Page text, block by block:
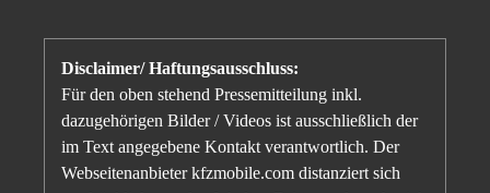
Disclaimer/ Haftungsausschluss:
Für den oben stehend Pressemitteilung inkl.
dazugehörigen Bilder / Videos ist ausschließlich der
im Text angegebene Kontakt verantwortlich. Der
Webseitenanbieter kfzmobile.com distanziert sich